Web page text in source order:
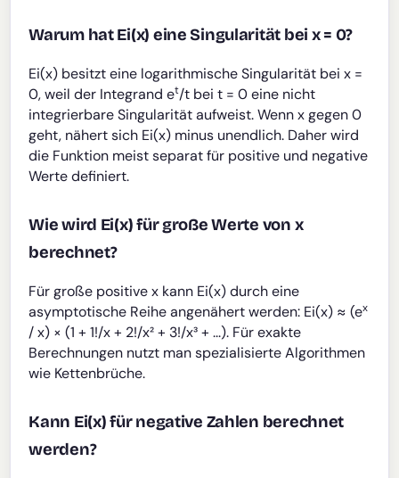
Warum hat Ei(x) eine Singularität bei x = 0?
Ei(x) besitzt eine logarithmische Singularität bei x =
0, weil der Integrand et/t bei t = 0 eine nicht
integrierbare Singularität aufweist. Wenn x gegen 0
geht, nähert sich Ei(x) minus unendlich. Daher wird
die Funktion meist separat für positive und negative
Werte definiert.
Wie wird Ei(x) für große Werte von x
berechnet?
Für große positive x kann Ei(x) durch eine
asymptotische Reihe angenähert werden: Ei(x) ≈ (ex
/ x) × (1 + 1!/x + 2!/x² + 3!/x³ + ...). Für exakte
Berechnungen nutzt man spezialisierte Algorithmen
wie Kettenbrüche.
Kann Ei(x) für negative Zahlen berechnet
werden?